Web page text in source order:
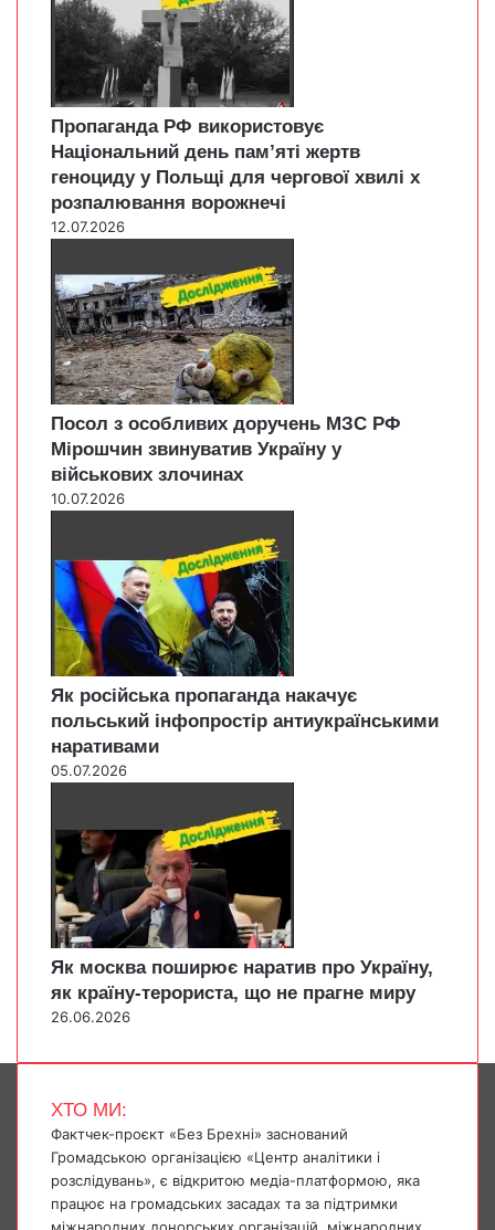
Пропаганда РФ використовує
Національний день пам’яті жертв
геноциду у Польщі для чергової хвилі х
розпалювання ворожнечі
12.07.2026
Посол з особливих доручень МЗС РФ
Мірошчин звинуватив Україну у
військових злочинах
10.07.2026
Як російська пропаганда накачує
польський інфопростір антиукраїнськими
наративами
05.07.2026
Як москва поширює наратив про Україну,
як країну-терориста, що не прагне миру
26.06.2026
ХТО МИ:
Фактчек-проєкт «Без Брехні» заснований
Громадською організацією «Центр аналітики і
розслідувань», є відкритою медіа-платформою, яка
працює на громадських засадах та за підтримки